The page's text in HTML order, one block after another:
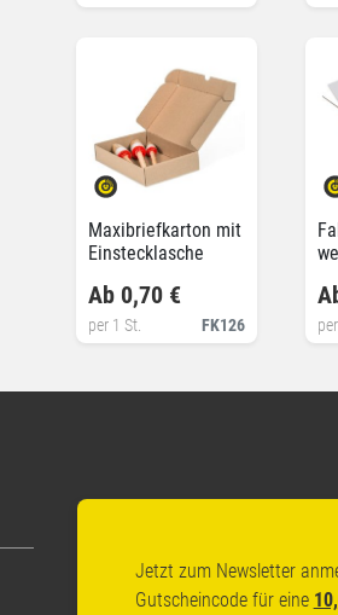
Maxibriefkarton mit
Einstecklasche
FK126
Ab 0,70 €
per 1 St.
Jetzt zum Newsletter
Gutscheincode für eine